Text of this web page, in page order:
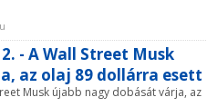
- A Wall Street Musk
az olaj 89 dollárra esett
Musk újabb nagy dobását várja, az